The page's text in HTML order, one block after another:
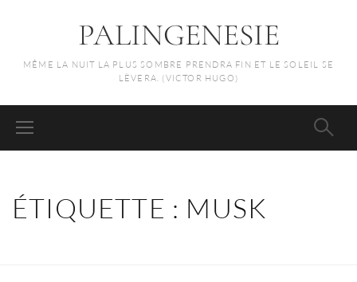
PALINGENESIE
MÊME LA NUIT LA PLUS SOMBRE PRENDRA FIN ET LE SOLEIL SE
LÈVERA. (VICTOR HUGO)
ÉTIQUETTE : MUSK